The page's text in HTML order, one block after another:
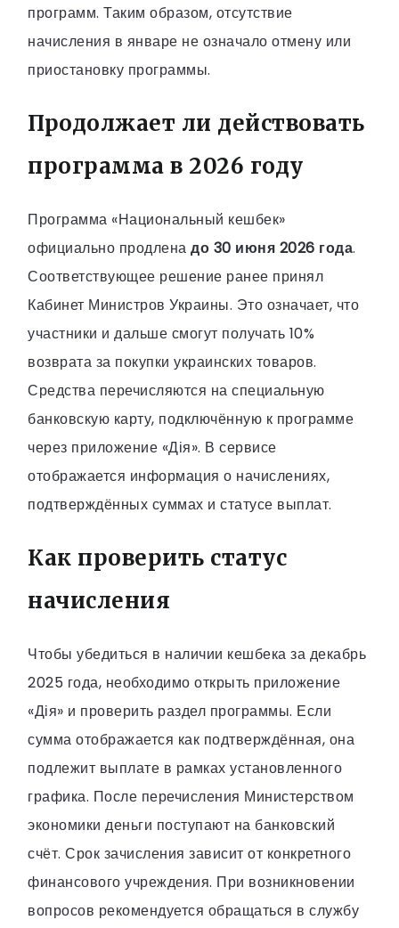
программ. Таким образом, отсутствие
начисления в январе не означало отмену или
приостановку программы.
Продолжает ли действовать
программа в 2026 году
Программа «Национальный кешбек»
официально продлена до 30 июня 2026 года.
Соответствующее решение ранее принял
Кабинет Министров Украины. Это означает, что
участники и дальше смогут получать 10%
возврата за покупки украинских товаров.
Средства перечисляются на специальную
банковскую карту, подключённую к программе
через приложение «Дія». В сервисе
отображается информация о начислениях,
подтверждённых суммах и статусе выплат.
Как проверить статус
начисления
Чтобы убедиться в наличии кешбека за декабрь
2025 года, необходимо открыть приложение
«Дія» и проверить раздел программы. Если
сумма отображается как подтверждённая, она
подлежит выплате в рамках установленного
графика. После перечисления Министерством
экономики деньги поступают на банковский
счёт. Срок зачисления зависит от конкретного
финансового учреждения. При возникновении
вопросов рекомендуется обращаться в службу